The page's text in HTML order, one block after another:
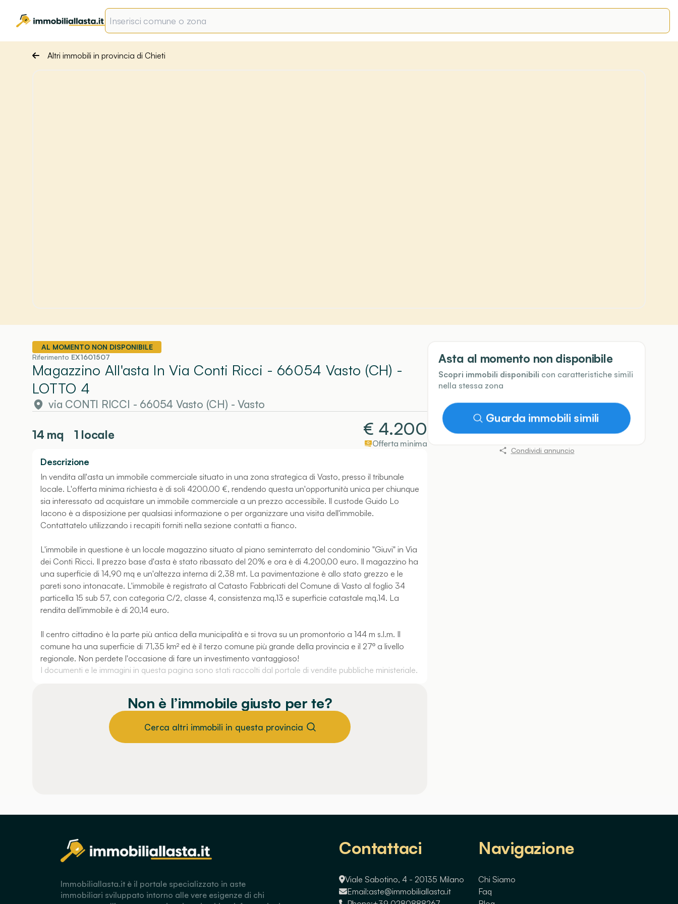
Altri immobili in provincia di Chieti
AL MOMENTO NON DISPONIBILE
Riferimento EX1601507
Magazzino All'asta In Via Conti Ricci - 66054 Vasto (CH) -
LOTTO 4
via CONTI RICCI - 66054 Vasto (CH) -Vasto
14 mq 1 locale € 4.200
Offerta minima
Descrizione
In vendita all'asta un immobile commerciale situato in una zona strategica di Vasto, presso il tribunale
locale. L'offerta minima richiesta è di soli 4200.00 €, rendendo questa un'opportunità unica per chiunque
sia interessato ad acquistare un immobile commerciale a un prezzo accessibile. Il custode Guido Lo
Iacono è a disposizione per qualsiasi informazione o per organizzare una visita dell'immobile.
Contattatelo utilizzando i recapiti forniti nella sezione contatti a fianco.
L'immobile in questione è un locale magazzino situato al piano seminterrato del condominio "Giuvi" in Via
dei Conti Ricci. Il prezzo base d'asta è stato ribassato del 20% e ora è di 4.200,00 euro. Il magazzino ha
una superficie di 14,90 mq e un'altezza interna di 2,38 mt. La pavimentazione è allo stato grezzo e le
pareti sono intonacate. L'immobile è registrato al Catasto Fabbricati del Comune di Vasto al foglio 34
particella 15 sub 57, con categoria C/2, classe 4, consistenza mq.13 e superficie catastale mq.14. La
rendita dell'immobile è di 20,14 euro.
Il centro cittadino è la parte più antica della municipalità e si trova su un promontorio a 144 m s.l.m. Il
comune ha una superficie di 71,35 km² ed è il terzo comune più grande della provincia e il 27º a livello
regionale. Non perdete l'occasione di fare un investimento vantaggioso!
I documenti e le immagini in questa pagina sono stati raccolti dal portale di vendite pubbliche ministeriale.
Non è l’immobile giusto per te?
Cerca altri immobili in questa provincia
Asta al momento non disponibile
Scopri immobili disponibili con caratteristiche simili
nella stessa zona
Guarda immobili simili
Condividi annuncio
Immobiliallasta.it è il portale specializzato in aste
immobiliari sviluppato intorno alle vere esigenze di chi
Contattaci
Viale Sabotino, 4 - 20135 Milano
Email:aste@immobiliallasta.it
Navigazione
Chi Siamo
Faq